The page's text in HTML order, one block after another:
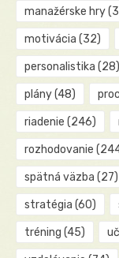
manažérske hry
motivácia (32)
personalistika (28)
plány(48)
riadenie (246)
rozhodovanie
spätná väzba (27)
stratégia (60)
tréning (45)